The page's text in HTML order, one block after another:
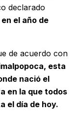
declarado
el año de
de acuerdo con
esta
nació el
en la que todos
el día de hoy.